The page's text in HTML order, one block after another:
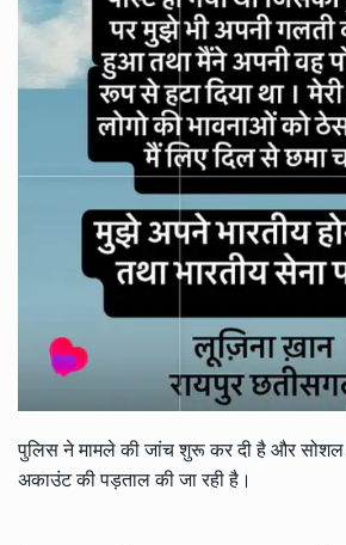
पुलिस ने मामले की जांच शुरू कर दी है और सोशल
अकाउंट की पड़ताल की जा रही है।